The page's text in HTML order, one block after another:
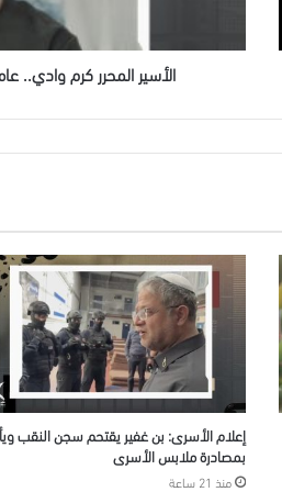
الأسير المحرر كرم وادي..
إعلام الأسرى: بن غفير يقتحم سجن النقب
بمصادرة ملابس الأسرى
منذ 21 ساعة